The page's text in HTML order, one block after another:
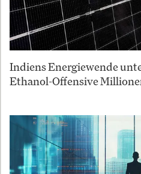
Indiens Energiewende
Ethanol-Offensive